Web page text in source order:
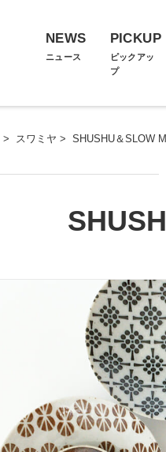
NEWS
ニュース
PICKUP
ピックアッ
プ
> スワミヤ > SHUSHU＆SLOW